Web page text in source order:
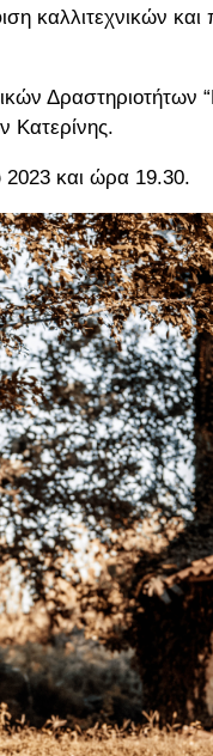
καλλιτεχνικών
Κατερίνης.
2023 και ώρα 19.30.